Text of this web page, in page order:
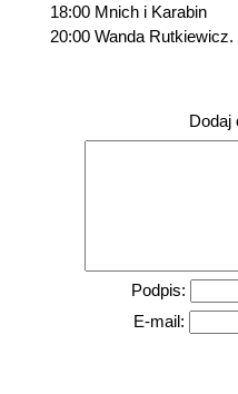
18:00 Mnich i Karabin
20:00 Wanda
Dodaj
Podpis:
E-mail: